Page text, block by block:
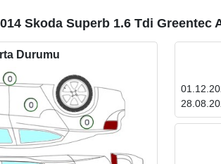
Skoda Superb 1.6 Tdi Greentec
Durumu